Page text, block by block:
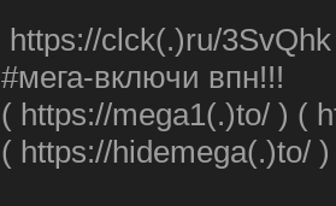
https://clck(.)ru/
#мега-включи впн!!!
( https://mega1(.)to/ ) (
( https://hidemega(.)to/